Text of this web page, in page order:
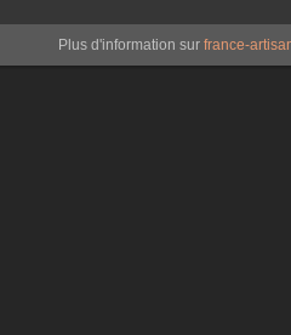
Plus d'information sur france-